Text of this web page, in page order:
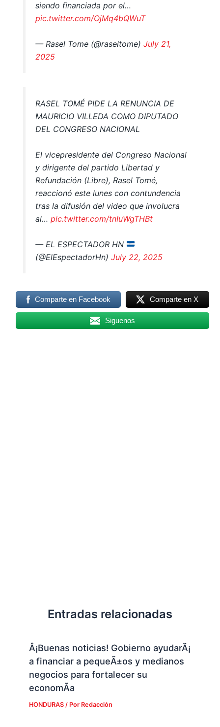
siendo financiada por el…
pic.twitter.com/OjMq4bQWuT
— Rasel Tome (@raseltome) July 21,
2025
RASEL TOMÉ PIDE LA RENUNCIA DE
MAURICIO VILLEDA COMO DIPUTADO
DEL CONGRESO NACIONAL
El vicepresidente del Congreso Nacional
y dirigente del partido Libertad y
Refundación (Libre), Rasel Tomé,
reaccionó este lunes con contundencia
tras la difusión del video que involucra
al… pic.twitter.com/tnIuWgTHBt
— EL ESPECTADOR HN
(@ElEspectadorHn) July 22, 2025
Comparte en Facebook Comparte en X
Siguenos
Entradas relacionadas
Â¡Buenas noticias! Gobierno ayudarÃ¡
a financiar a pequeÃ±os y medianos
negocios para fortalecer su
economÃ­a
HONDURAS/ Por Redacción